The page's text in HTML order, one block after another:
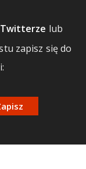
Twitterze lub
zapisz się do